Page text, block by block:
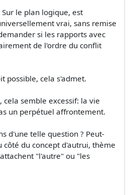
le plan logique, est
vrai, sans remise
si les rapports avec
de l'ordre du conflit
possible, cela s'admet.
cela semble excessif: la vie
un perpétuel affrontement.
d'une telle question ? Peut-
du concept d'autrui, thème
"l'autre" ou "les